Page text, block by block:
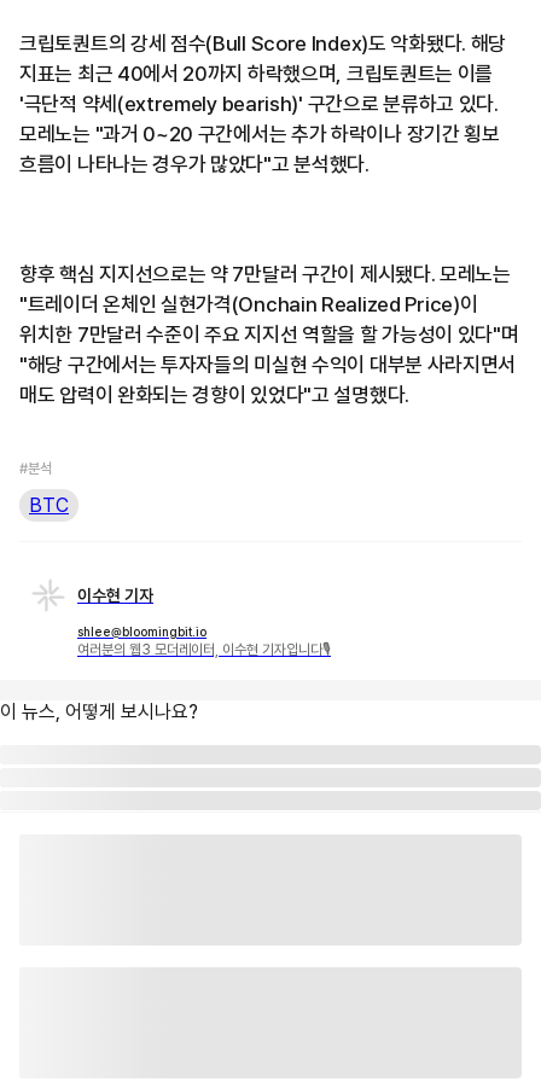
크립토퀀트의 강세 점수(Bull Score Index)도 악화됐다. 해당
지표는 최근 40에서 20까지 하락했으며, 크립토퀀트는 이를
'극단적 약세(extremely bearish)' 구간으로 분류하고 있다.
모레노는 "과거 0~20 구간에서는 추가 하락이나 장기간 횡보
흐름이 나타나는 경우가 많았다"고 분석했다.
향후 핵심 지지선으로는 약 7만달러 구간이 제시됐다. 모레노는
"트레이더 온체인 실현가격(Onchain Realized Price)이
위치한 7만달러 수준이 주요 지지선 역할을 할 가능성이 있다"며
"해당 구간에서는 투자자들의 미실현 수익이 대부분 사라지면서
매도 압력이 완화되는 경향이 있었다"고 설명했다.
#분석
BTC
이수현 기자
shlee@bloomingbit.io
여러분의 웹3 모더레이터, 이수현 기자입니다🎙
이 뉴스, 어떻게 보시나요?